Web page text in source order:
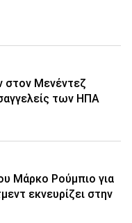
στον Μενέντεζ
των ΗΠΑ
Μάρκο Ρούμπιο για
εκνευρίζει στην